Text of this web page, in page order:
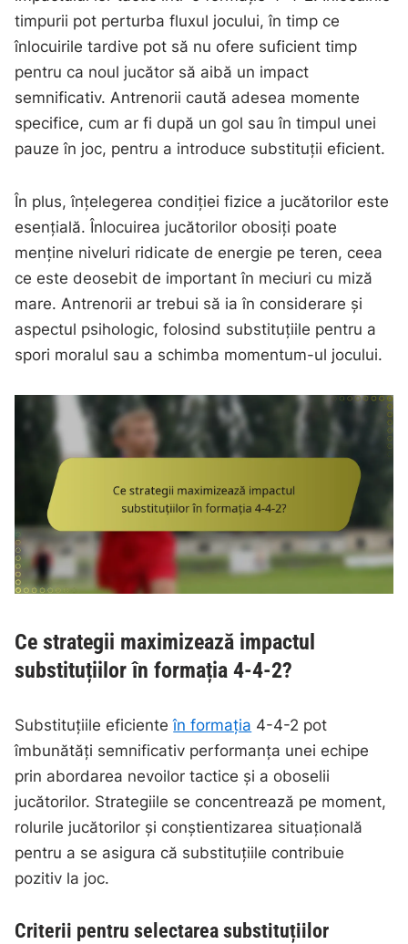
timpurii pot perturba fluxul jocului, în timp ce
înlocuirile tardive pot să nu ofere suficient timp
pentru ca noul jucător să aibă un impact
semnificativ. Antrenorii caută adesea momente
specifice, cum ar fi după un gol sau în timpul unei
pauze în joc, pentru a introduce substituții eficient.
În plus, înțelegerea condiției fizice a jucătorilor este
esențială. Înlocuirea jucătorilor obosiți poate
menține niveluri ridicate de energie pe teren, ceea
ce este deosebit de important în meciuri cu miză
mare. Antrenorii ar trebui să ia în considerare și
aspectul psihologic, folosind substituțiile pentru a
spori moralul sau a schimba momentum-ul jocului.
Ce strategii maximizează impactul
substituțiilor în formația 4-4-2?
Substituțiile eficienteîn formația 4-4-2 pot
îmbunătăți semnificativ performanța unei echipe
prin abordarea nevoilor tactice și a oboselii
jucătorilor. Strategiile se concentrează pe moment,
rolurile jucătorilor și conștientizarea situațională
pentru a se asigura că substituțiile contribuie
pozitiv la joc.
Criterii pentru selectarea substituțiilor